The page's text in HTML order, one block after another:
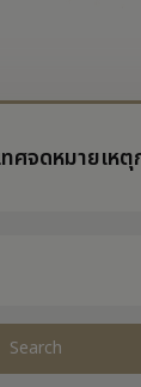
ศจดหมายเหตุ
Search